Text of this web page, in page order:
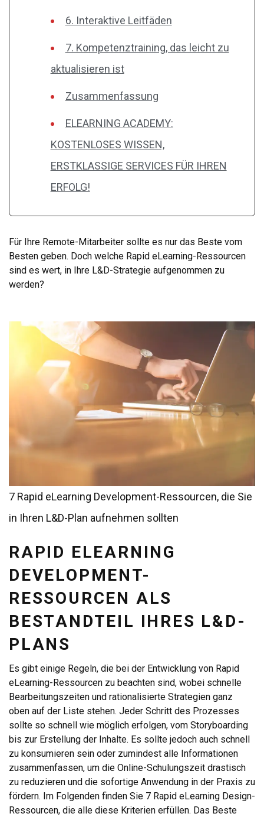
6. Interaktive Leitfäden
7. Kompetenztraining, das leicht zu
aktualisieren ist
Zusammenfassung
ELEARNING ACADEMY:
KOSTENLOSES WISSEN,
ERSTKLASSIGE SERVICES FÜR IHREN
ERFOLG!
Für Ihre Remote-Mitarbeiter sollte es nur das Beste vom
Besten geben. Doch welche Rapid eLearning-Ressourcen
sind es wert, in Ihre L&D-Strategie aufgenommen zu
werden?
7 Rapid eLearning Development-Ressourcen, die Sie
in Ihren L&D-Plan aufnehmen sollten
RAPID ELEARNING
DEVELOPMENT-
RESSOURCEN ALS
BESTANDTEIL IHRES L&D-
PLANS
Es gibt einige Regeln, die bei der Entwicklung von Rapid
eLearning-Ressourcen zu beachten sind, wobei schnelle
Bearbeitungszeiten und rationalisierte Strategien ganz
oben auf der Liste stehen. Jeder Schritt des Prozesses
sollte so schnell wie möglich erfolgen, vom Storyboarding
bis zur Erstellung der Inhalte. Es sollte jedoch auch schnell
zu konsumieren sein oder zumindest alle Informationen
zusammenfassen, um die Online-Schulungszeit drastisch
zu reduzieren und die sofortige Anwendung in der Praxis zu
fördern. Im Folgenden finden Sie 7 Rapid eLearning Design-
Ressourcen, die alle diese Kriterien erfüllen. Das Beste